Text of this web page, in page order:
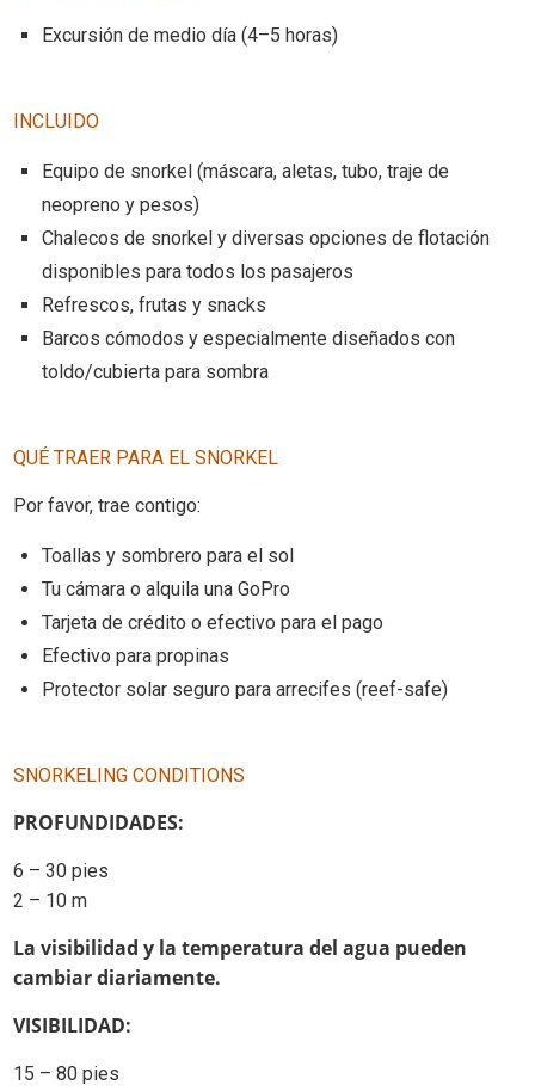
Excursión de medio día (4–5 horas)
INCLUIDO
Equipo de snorkel (máscara, aletas, tubo, traje de
neopreno y pesos)
Chalecos de snorkel y diversas opciones de flotación
disponibles para todos los pasajeros
Refrescos, frutas y snacks
Barcos cómodos y especialmente diseñados con
toldo/cubierta para sombra
QUÉ TRAER PARA EL SNORKEL
Por favor, trae contigo:
Toallas y sombrero para el sol
Tu cámara o alquila una GoPro
Tarjeta de crédito o efectivo para el pago
Efectivo para propinas
Protector solar seguro para arrecifes (reef-safe)
SNORKELING CONDITIONS
PROFUNDIDADES:
6 – 30 pies
2 – 10 m
La visibilidad y la temperatura del agua pueden
cambiar diariamente.
VISIBILIDAD:
15 – 80 pies